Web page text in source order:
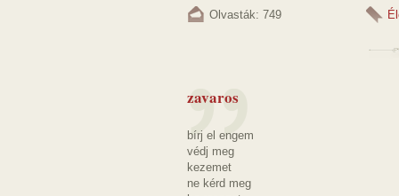
Olvasták: 749
zavaros
bírj el engem
védj meg
kezemet
ne kérd meg